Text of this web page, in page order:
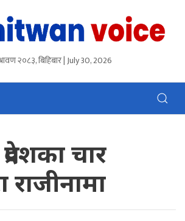
२०८३, बिहिबार | July 30, 2026
चार
राजीनामा